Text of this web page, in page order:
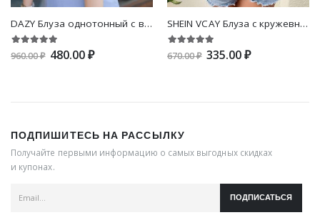
DAZY Блуза однотонный с воротником-бантом с пышным рукавом
960.00 ₽ 480.00 ₽
SHEIN VCAY Блуза с кружевной отделкой с узлом
670.00 ₽ 335.00 ₽
ПОДПИШИТЕСЬ НА РАССЫЛКУ
Получайте первыми информацию о самых выгодных скидках
и купонах.
ПОДПИСАТЬСЯ